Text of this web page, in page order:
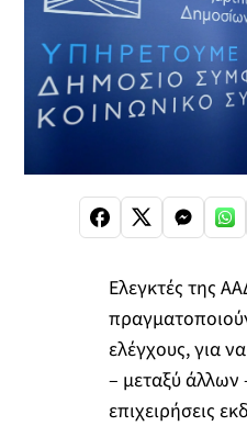
Ελεγκτές της
ελέγχους, για
– μεταξύ άλλων
επιχειρήσεις